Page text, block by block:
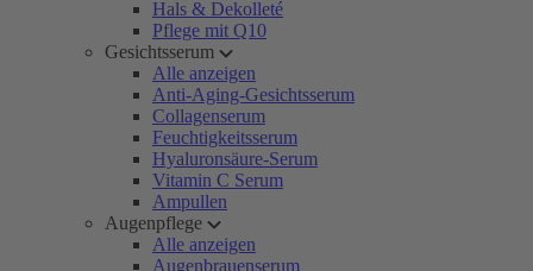
Hals & Dekolleté
Pflege mit Q10
Gesichtsserum
Alle anzeigen
Anti-Aging-Gesichtsserum
Collagenserum
Feuchtigkeitsserum
Hyaluronsäure-Serum
Vitamin C Serum
Ampullen
Augenpflege
Alle anzeigen
Augenbrauenserum